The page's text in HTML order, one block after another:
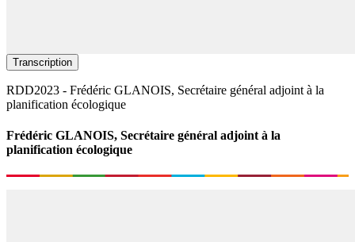
Transcription
RDD2023 - Frédéric GLANOIS, Secrétaire général adjoint à la
planification écologique
Frédéric GLANOIS, Secrétaire général adjoint à la
planification écologique